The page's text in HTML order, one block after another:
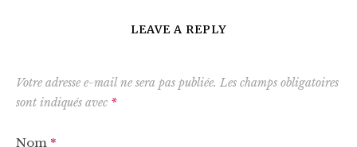
LEAVE A REPLY
Votre adresse e-mail ne sera pas publiée. Les champs obligatoires
sont indiqués avec *
Nom *